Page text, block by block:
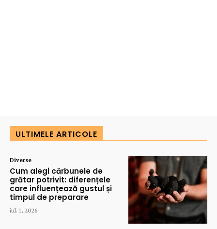
ULTIMELE ARTICOLE
Diverse
Cum alegi cărbunele de
grătar potrivit: diferențele
care influențează gustul și
timpul de preparare
iul. 1, 2026